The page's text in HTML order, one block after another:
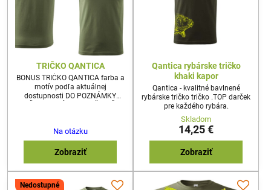
TRIČKO QANTICA
BONUS TRIČKO QANTICA farba a
motív podľa aktuálnej
dostupnosti DO POZNÁMKY
Na otázku
Zobraziť
Qantica rybárske tričko
khaki kapor
Qantica - kvalitné bavlnené
rybárske tričko tričko .TOP darček
pre každého rybára.
Skladom
14,25 €
Zobraziť
Nedostupné